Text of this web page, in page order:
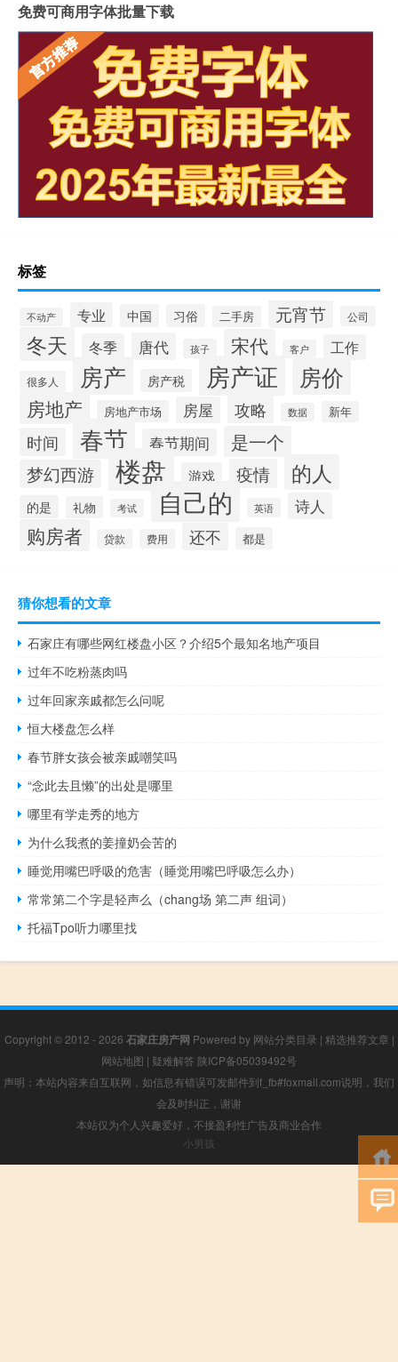
免费可商用字体批量下载
标签
不动产 专业 中国 习俗 二手房 元宵节 公司
冬天 冬季 唐代 孩子 宋代 客户 工作
很多人 房产 房产税 房产证 房价
房地产 房地产市场 房屋 攻略 数据 新年
时间 春节 春节期间 是一个
梦幻西游 楼盘 游戏 疫情 的人
的是 礼物 考试 自己的 英语 诗人
购房者 贷款 费用 还不 都是
猜你想看的文章
石家庄有哪些网红楼盘小区？介绍5个最知名地产项目
过年不吃粉蒸肉吗
过年回家亲戚都怎么问呢
恒大楼盘怎么样
春节胖女孩会被亲戚嘲笑吗
“念此去且懒”的出处是哪里
哪里有学走秀的地方
为什么我煮的姜撞奶会苦的
睡觉用嘴巴呼吸的危害（睡觉用嘴巴呼吸怎么办）
常常第二个字是轻声么（chang场 第二声 组词）
托福Tpo听力哪里找
Copyright © 2012 - 2026 石家庄房产网 Powered by 网站分类目录 | 精选推荐文章 |
网站地图 | 疑难解答 陕ICP备05039492号
声明：本站内容来自互联网，如信息有错误可发邮件到f_fb#foxmail.com说明，我们
会及时纠正，谢谢
本站仅为个人兴趣爱好，不接盈利性广告及商业合作
小男孩